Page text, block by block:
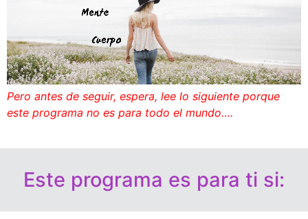
Pero antes de seguir, espera, lee lo siguiente porque
este programa no es para todo el mundo….
Este programa es para ti si: